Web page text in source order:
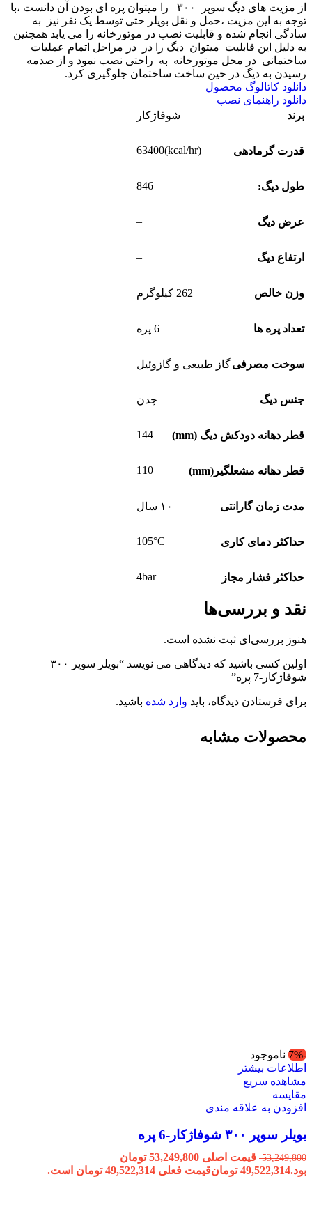
از مزیت های دیگ سوپر ۳۰۰ را میتوان پره ای بودن آن دانست ،با
توجه به این مزیت ،حمل و نقل بویلر حتی توسط یک نفر نیز به
سادگی انجام شده و قابلیت نصب در موتورخانه را می یابد همچنین
به دلیل این قابلیت میتوان دیگ را در در مراحل اتمام عملیات
ساختمانی در محل موتورخانه به راحتی نصب نمود و از صدمه
رسیدن به دیگ در حین ساخت ساختمان جلوگیری کرد.
دانلود کاتالوگ محصول
دانلود راهنمای نصب
برند
شوفاژکار
قدرت گرمادهی (kcal/hr)63400
طول دیگ: 846
عرض دیگ –
ارتفاع دیگ –
وزن خالص 262 کیلوگرم
تعداد پره ها 6 پره
سوخت مصرفیگاز طبیعی و گازوئیل
جنس دیگ چدن
قطر دهانه دودکش دیگ (mm) 144
قطر دهانه مشعلگیر(mm) 110
مدت زمان گارانتی ۱۰ سال
حداکثر دمای کاری 105°C
حداکثر فشار مجاز 4bar
نقد و بررسی‌ها
هنوز بررسی‌ای ثبت نشده است.
اولین کسی باشید که دیدگاهی می نویسد “بویلر سوپر ۳۰۰
شوفاژکار-7 پره”
برای فرستادن دیدگاه، باید وارد شده باشید.
محصولات مشابه
-7%
ناموجود
اطلاعات بیشتر
مشاهده سریع
مقایسه
افزودن به علاقه مندی
بویلر سوپر ۳۰۰ شوفاژکار-6 پره
53,249,800
قیمت اصلی 53,249,800 تومان
بود.49,522,314 تومانقیمت فعلی 49,522,314 تومان است.